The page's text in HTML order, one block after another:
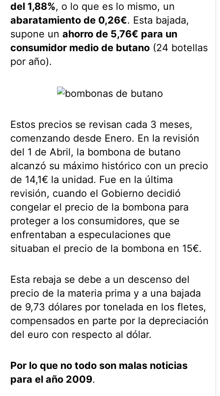
del 1,88%, o lo que es lo mismo, un
abaratamiento de 0,26€. Esta bajada,
supone un ahorro de 5,76€ para un
consumidor medio de butano(24 botellas
por año).
Estos precios se revisan cada 3 meses,
comenzando desde Enero. En la revisión
del 1 de Abril, la bombona de butano
alcanzó su máximo histórico con un precio
de 14,1€ la unidad. Fue en la última
revisión, cuando el Gobierno decidió
congelar el precio de la bombona para
proteger a los consumidores, que se
enfrentaban a especulaciones que
situaban el precio de la bombona en 15€.
Esta rebaja se debe a un descenso del
precio de la materia prima y a una bajada
de 9,73 dólares por tonelada en los fletes,
compensados en parte por la depreciación
del euro con respecto al dólar.
Por lo que no todo son malas noticias
para el año 2009.